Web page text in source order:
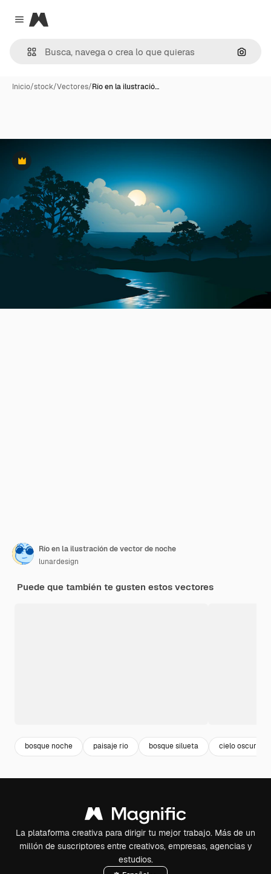
Close menu
Magnific
Inicio/stock/Vectores/Río en la ilustració…
Premium
Río en la ilustración de vector de noche
lunardesign
Puede que también te gusten estos vectores
bosque noche paisaje rio bosque silueta cielo oscuro
La plataforma creativa para dirigir tu mejor trabajo. Más de un
millón de suscriptores entre creativos, empresas, agencias y
estudios.